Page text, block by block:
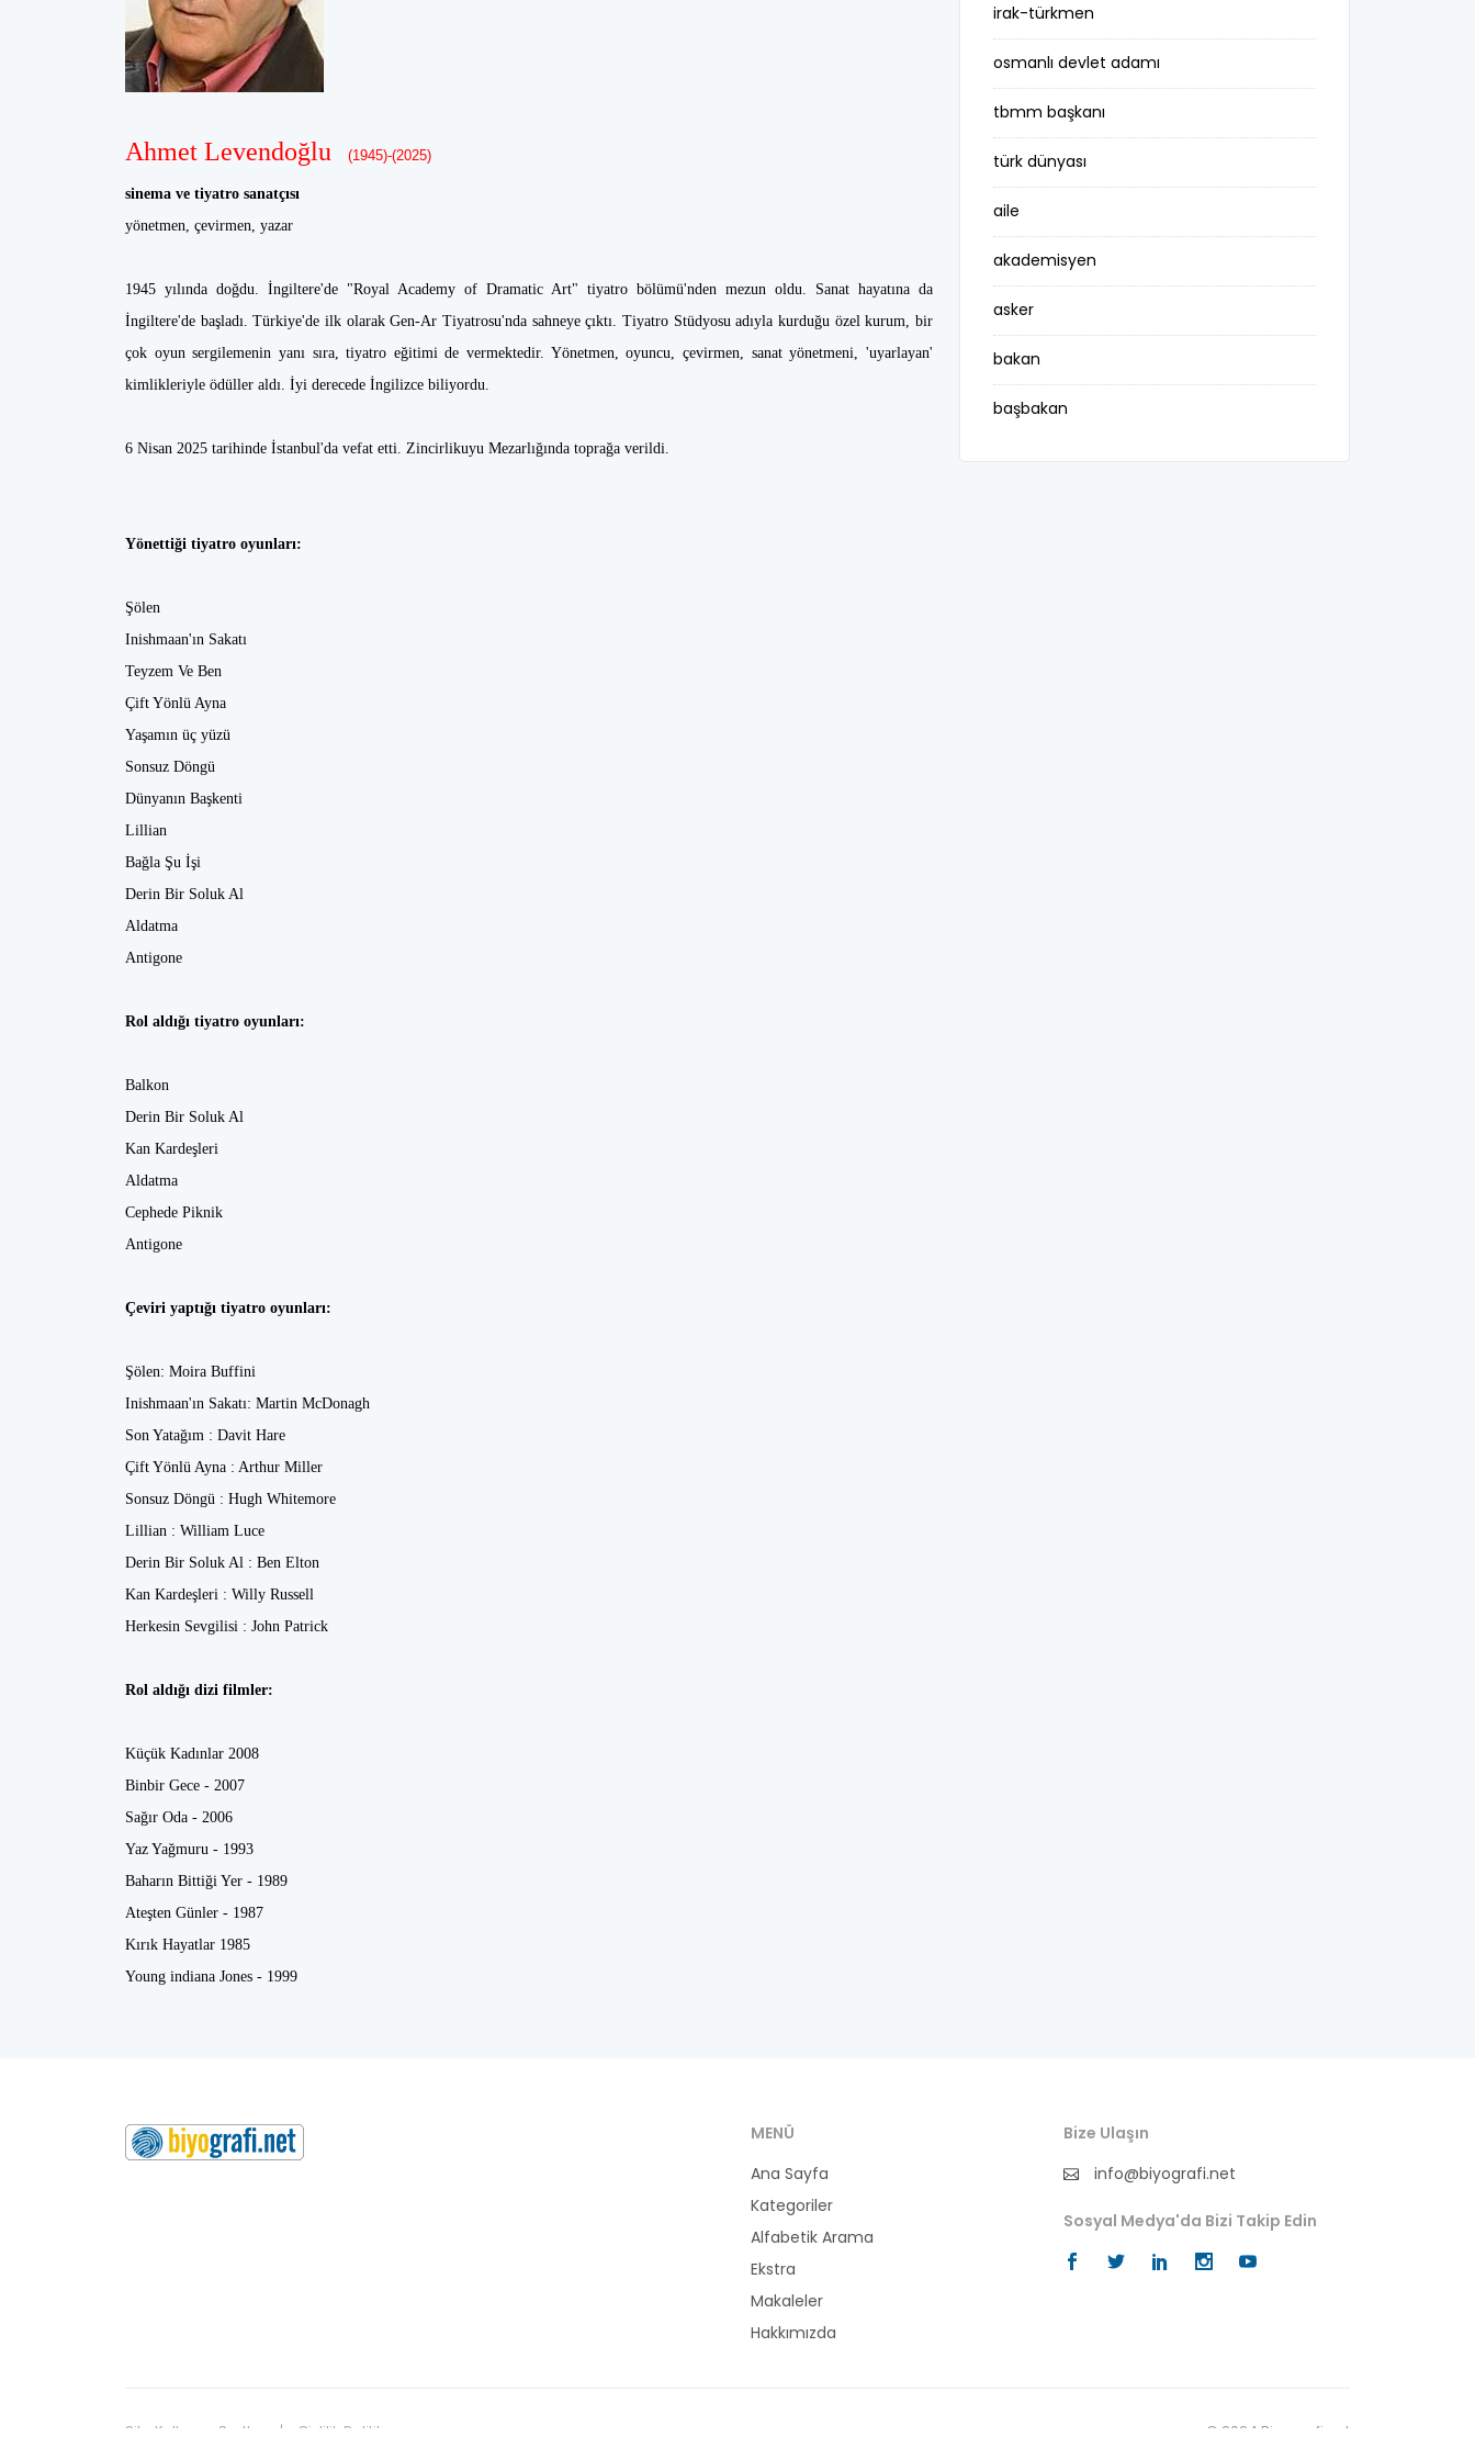
Ahmet Levendoğlu (1945)-(2025)
sinema ve tiyatro sanatçısı
yönetmen, çevirmen, yazar
1945 yılında doğdu. İngiltere'de "Royal Academy of Dramatic Art" tiyatro bölümü'nden mezun oldu. Sanat hayatına da
İngiltere'de başladı. Türkiye'de ilk olarak Gen-Ar Tiyatrosu'nda sahneye çıktı. Tiyatro Stüdyosu adıyla kurduğu özel kurum, bir
çok oyun sergilemenin yanı sıra, tiyatro eğitimi de vermektedir. Yönetmen, oyuncu, çevirmen, sanat yönetmeni, 'uyarlayan'
kimlikleriyle ödüller aldı. İyi derecede İngilizce biliyordu.
6 Nisan 2025 tarihinde İstanbul'da vefat etti. Zincirlikuyu Mezarlığında toprağa verildi.
Yönettiği tiyatro oyunları:
Şölen
Inishmaan'ın Sakatı
Teyzem Ve Ben
Çift Yönlü Ayna
Yaşamın üç yüzü
Sonsuz Döngü
Dünyanın Başkenti
Lillian
Bağla Şu İşi
Derin Bir Soluk Al
Aldatma
Antigone
Rol aldığı tiyatro oyunları:
Balkon
Derin Bir Soluk Al
Kan Kardeşleri
Aldatma
Cephede Piknik
Antigone
Çeviri yaptığı tiyatro oyunları:
Şölen: Moira Buffini
Inishmaan'ın Sakatı: Martin McDonagh
Son Yatağım : Davit Hare
Çift Yönlü Ayna : Arthur Miller
Sonsuz Döngü : Hugh Whitemore
Lillian : William Luce
Derin Bir Soluk Al : Ben Elton
Kan Kardeşleri : Willy Russell
Herkesin Sevgilisi : John Patrick
Rol aldığı dizi filmler:
Küçük Kadınlar 2008
Binbir Gece - 2007
Sağır Oda - 2006
Yaz Yağmuru - 1993
Baharın Bittiği Yer - 1989
Ateşten Günler - 1987
Kırık Hayatlar 1985
Young indiana Jones - 1999
irak-türkmen
osmanlı devlet adamı
tbmm başkanı
türk dünyası
aile
akademisyen
asker
bakan
başbakan
belediye başkanı
padişah-hakan
parti başkanı
MENÜ
Ana Sayfa
Kategoriler
Alfabetik Arama
Ekstra
Makaleler
Hakkımızda
Bize Ulaşın
info@biyografi.net
Sosyal Medya'da Bizi Takip Edin
Site Kullanım Şartları Gizlilik Politikamız © 2024 Biyografi.net